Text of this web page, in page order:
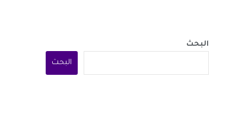
البحث
البحث